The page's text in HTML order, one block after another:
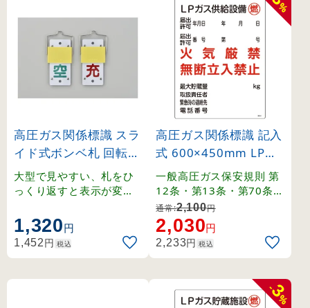
高圧ガス関係標識 スラ
イド式ボンベ札 回転タ
イプ 130×60mm (420
15)
大型で見やすい、札をひ
っくり返すと表示が変わ
1,320円
1,452円 税込
%
高圧ガス関係標識 記入
式 600×450mm LPガ
ス供給設備 燃 火気厳
禁 無断立入禁止 (3930
4)
一般高圧ガス保安規則 第
12条・第13条・第70条・
関係例示基準1-4-1,2、そ
の他。
通常:2,100円
2,030円
2,233円 税込
-
3
%